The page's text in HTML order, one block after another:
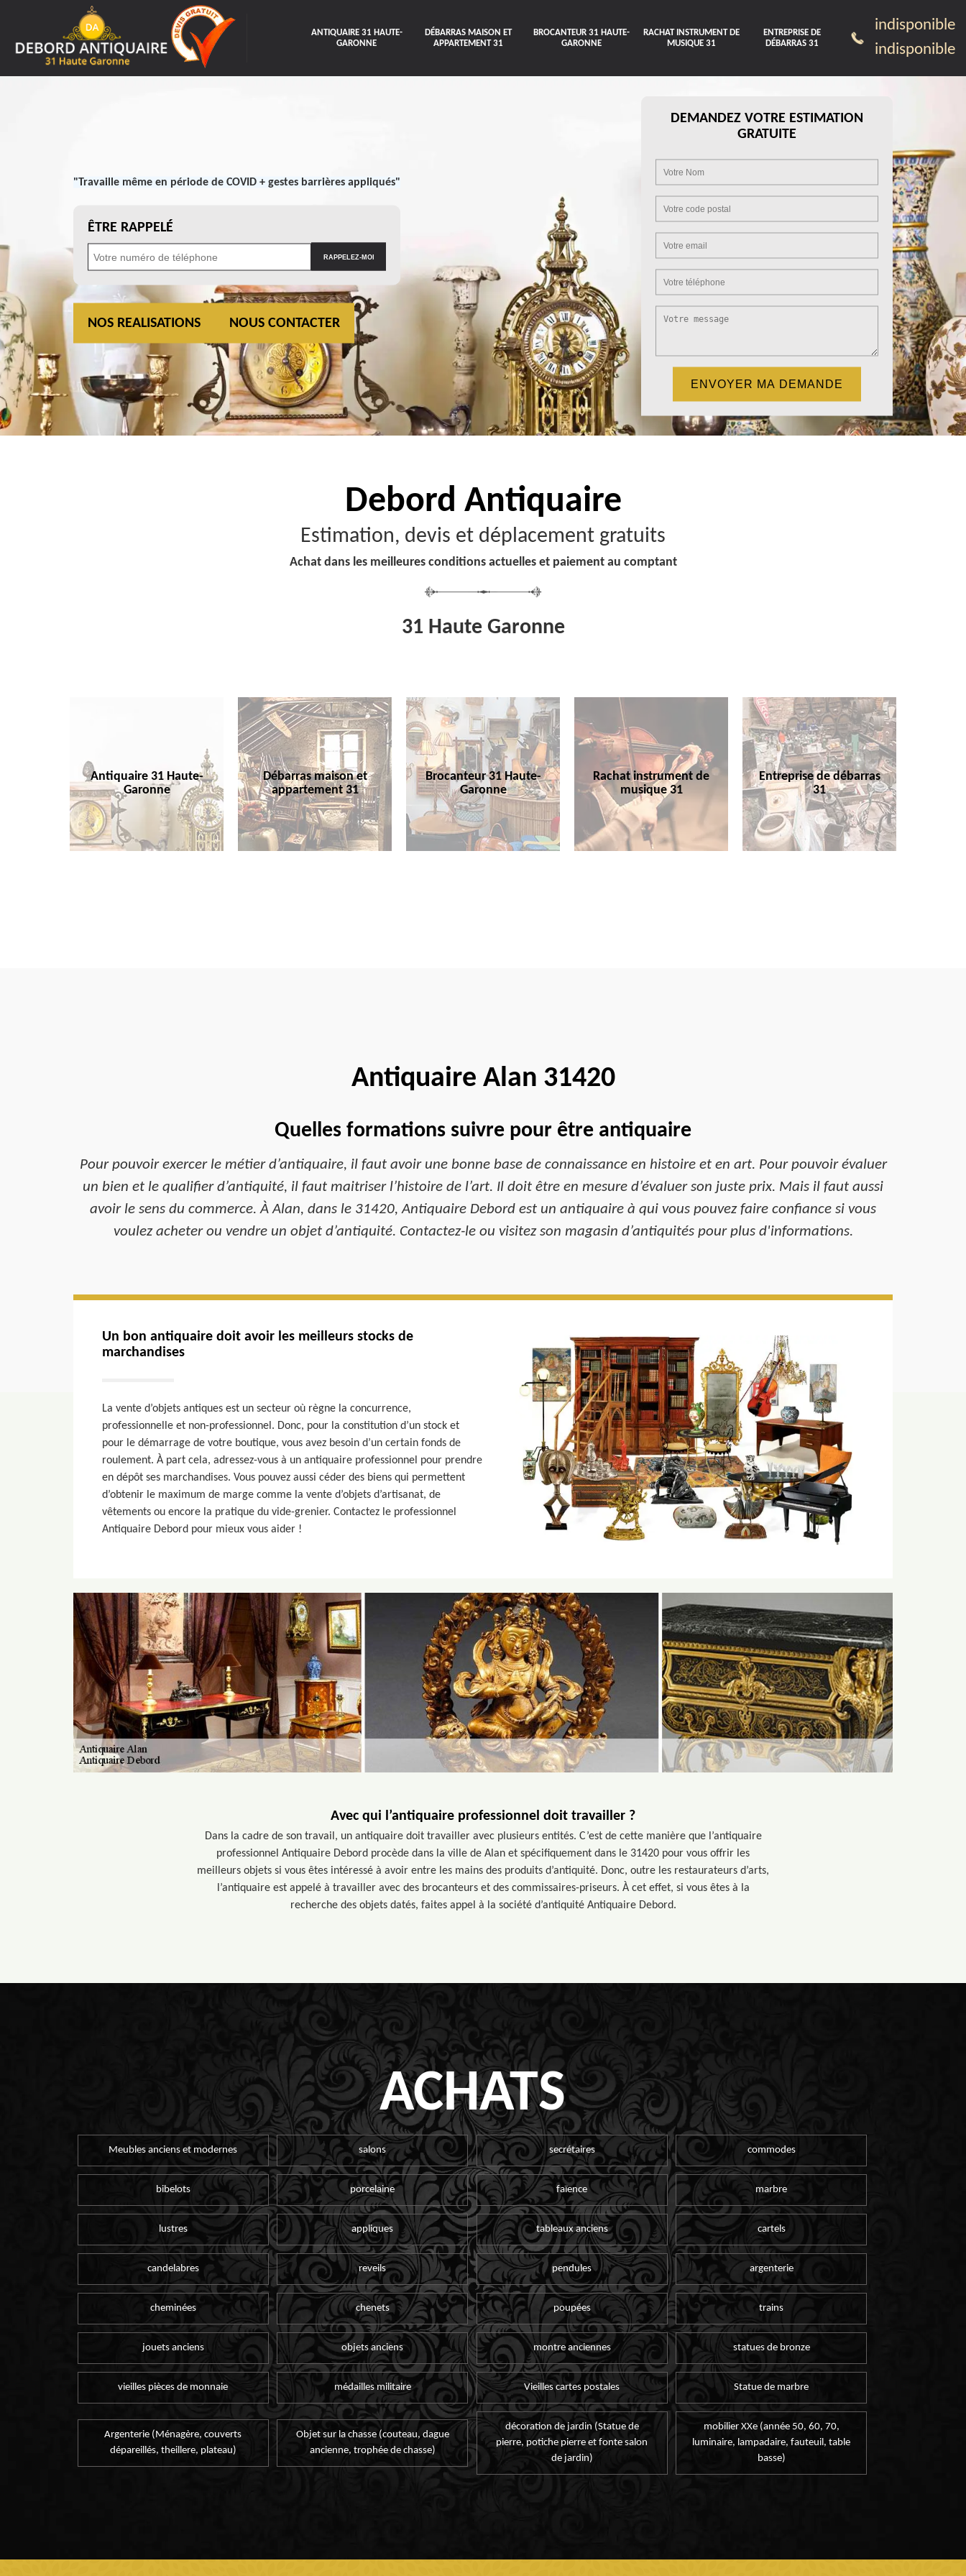
ANTIQUAIRE 31 HAUTE-
GARONNE
DÉBARRAS MAISON ET
APPARTEMENT 31
BROCANTEUR 31 HAUTE-
GARONNE
RACHAT INSTRUMENT DE
MUSIQUE 31
ENTREPRISE DE
DÉBARRAS 31
indisponible
indisponible
"Travaille même en période de COVID + gestes barrières appliqués"
ÊTRE RAPPELÉ
NOS REALISATIONS NOUS CONTACTER
DEMANDEZ VOTRE ESTIMATION
GRATUITE
Debord Antiquaire
Estimation, devis et déplacement gratuits
Achat dans les meilleures conditions actuelles et paiement au comptant
31 Haute Garonne
Antiquaire 31 Haute-
Garonne
Débarras maison et
appartement 31
Brocanteur 31 Haute-
Garonne
Rachat instrument de
musique 31
Entreprise de débarras
31
Antiquaire Alan 31420
Quelles formations suivre pour être antiquaire
Pour pouvoir exercer le métier d’antiquaire, il faut avoir une bonne base de connaissance en histoire et en art. Pour pouvoir évaluer
un bien et le qualifier d’antiquité, il faut maitriser l’histoire de l’art. Il doit être en mesure d’évaluer son juste prix. Mais il faut aussi
avoir le sens du commerce. À Alan, dans le 31420, Antiquaire Debord est un antiquaire à qui vous pouvez faire confiance si vous
voulez acheter ou vendre un objet d’antiquité. Contactez-le ou visitez son magasin d’antiquités pour plus d'informations.
Un bon antiquaire doit avoir les meilleurs stocks de
marchandises
La vente d’objets antiques est un secteur où règne la concurrence,
professionnelle et non-professionnel. Donc, pour la constitution d’un stock et
pour le démarrage de votre boutique, vous avez besoin d’un certain fonds de
roulement. À part cela, adressez-vous à un antiquaire professionnel pour prendre
en dépôt ses marchandises. Vous pouvez aussi céder des biens qui permettent
d’obtenir le maximum de marge comme la vente d’objets d’artisanat, de
vêtements ou encore la pratique du vide-grenier. Contactez le professionnel
Antiquaire Debord pour mieux vous aider !
Avec qui l’antiquaire professionnel doit travailler ?
Dans la cadre de son travail, un antiquaire doit travailler avec plusieurs entités. C’est de cette manière que l’antiquaire
professionnel Antiquaire Debord procède dans la ville de Alan et spécifiquement dans le 31420 pour vous offrir les
meilleurs objets si vous êtes intéressé à avoir entre les mains des produits d’antiquité. Donc, outre les restaurateurs d’arts,
l’antiquaire est appelé à travailler avec des brocanteurs et des commissaires-priseurs. À cet effet, si vous êtes à la
recherche des objets datés, faites appel à la société d’antiquité Antiquaire Debord.
ACHATS
Meubles anciens et modernes salons secrétaires commodes
bibelots porcelaine faïence marbre
lustres appliques tableaux anciens cartels
candelabres reveils pendules argenterie
cheminées chenets poupées trains
jouets anciens objets anciens montre anciennes statues de bronze
vieilles pièces de monnaie médailles militaire Vieilles cartes postales Statue de marbre
Argenterie (Ménagère, couverts
dépareillés, theillere, plateau)
Objet sur la chasse (couteau, dague
ancienne, trophée de chasse)
décoration de jardin (Statue de
pierre, potiche pierre et fonte salon
de jardin)
mobilier XXe (année 50, 60, 70,
luminaire, lampadaire, fauteuil, table
basse)